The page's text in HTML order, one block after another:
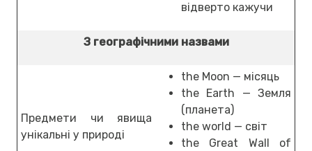
відверто кажучи
З географічними назвами
Предмети чи явища
унікальні у природі
the Moon — місяць
the Earth — Земля
(планета)
the world — світ
the Great Wall of